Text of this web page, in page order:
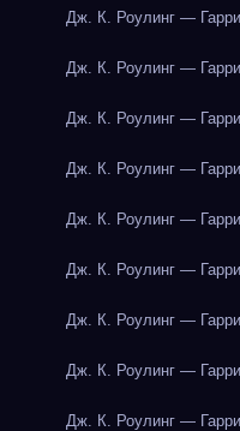
Дж. К. Роулинг —
Дж. К. Роулинг —
Дж. К. Роулинг —
Дж. К. Роулинг —
Дж. К. Роулинг —
Дж. К. Роулинг —
Дж. К. Роулинг —
Дж. К. Роулинг —
Дж. К. Роулинг —